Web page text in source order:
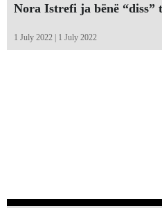
Nora Istrefi ja bënë “diss”
1 July 2022 | 1 July 2022